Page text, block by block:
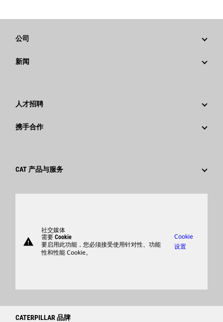
公司
战略
卡特彼勒 基金会
行为准则
创新
新闻
社交媒体
人才招聘
为什么选择卡特彼勒？
搜索和申请
携手合作
供应商
CAT 产品与服务
商品warning
社交媒体
需要 Cookie
要启用此功能，您必须接受使用针对性、功能
性和性能 Cookie。
Cookie
设置
CATERPILLAR 品牌